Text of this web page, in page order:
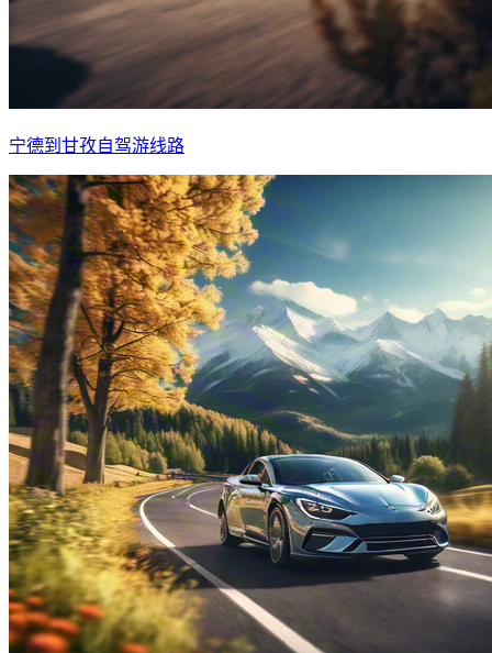
宁德到甘孜自驾游线路